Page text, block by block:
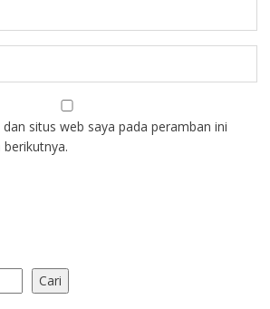
situs web saya pada peramban ini
Cari